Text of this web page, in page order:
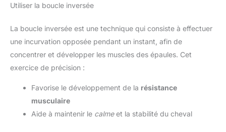
Utiliser la boucle inversée
La boucle inversée est une technique qui consiste à effectuer
une incurvation opposée pendant un instant, afin de
concentrer et développer les muscles des épaules. Cet
exercice de précision :
Favorise le développement de la résistance
musculaire
Aide à maintenir le calmeet la stabilité du cheval